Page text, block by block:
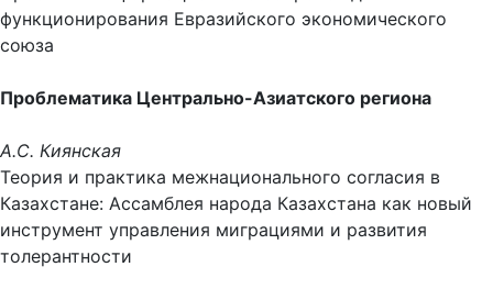
функционирования Евразийского экономического
союза
Проблематика Центрально-Азиатского региона
А.С. Киянская
Теория и практика межнационального согласия в
Казахстане: Ассамблея народа Казахстана как новый
инструмент управления миграциями и развития
толерантности